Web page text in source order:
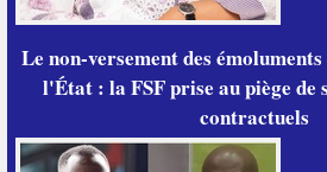
Le non-versement des
l'État : la FSF prise au piège de
contractuels